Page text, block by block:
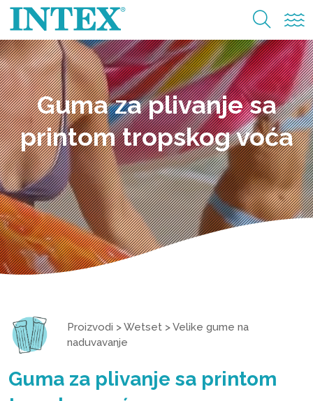
Guma za plivanje sa
printom tropskog voća
Proizvodi >Wetset >Velike gume na
naduvavanje
Guma za plivanje sa printom